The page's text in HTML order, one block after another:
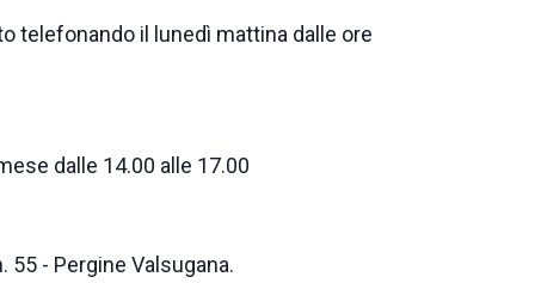
telefonando il lunedì mattina dalle ore
dalle 14.00 alle 17.00
55 - Pergine Valsugana.